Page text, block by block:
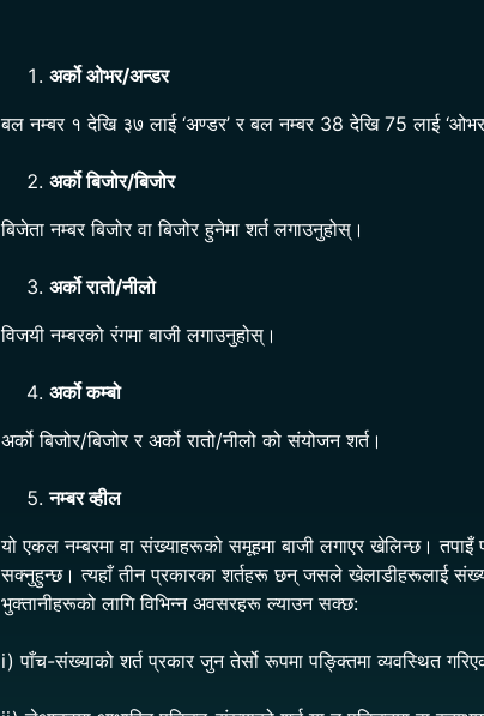
अर्को ओभर/अन्डर
बल नम्बर १ देखि ३७ लाई ‘अण्डर’ र बल नम्बर 38 देखि 75 लाई
अर्को बिजोर/बिजोर
बिजेता नम्बर बिजोर वा बिजोर हुनेमा शर्त लगाउनुहोस्।
अर्को रातो/नीलो
विजयी नम्बरको रंगमा बाजी लगाउनुहोस्।
अर्को कम्बो
अर्को बिजोर/बिजोर र अर्को रातो/नीलो को संयोजन शर्त।
नम्बर व्हील
यो एकल नम्बरमा वा संख्याहरूको समूहमा बाजी लगाएर खेलिन्छ। तपाइँ
सक्नुहुन्छ। त्यहाँ तीन प्रकारका शर्तहरू छन् जसले खेलाडीहरूलाई
भुक्तानीहरूको लागि विभिन्न अवसरहरू ल्याउन सक्छ:
i) पाँच-संख्याको शर्त प्रकार जुन तेर्सो रूपमा पङ्क्तिमा व्यवस्थित